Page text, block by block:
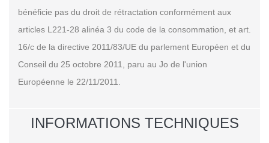
bénéficie pas du droit de rétractation conformément aux
articles L221-28 alinéa 3 du code de la consommation, et art.
16/c de la directive 2011/83/UE du parlement Européen et du
Conseil du 25 octobre 2011, paru au Jo de l'union
Européenne le 22/11/2011.
INFORMATIONS TECHNIQUES